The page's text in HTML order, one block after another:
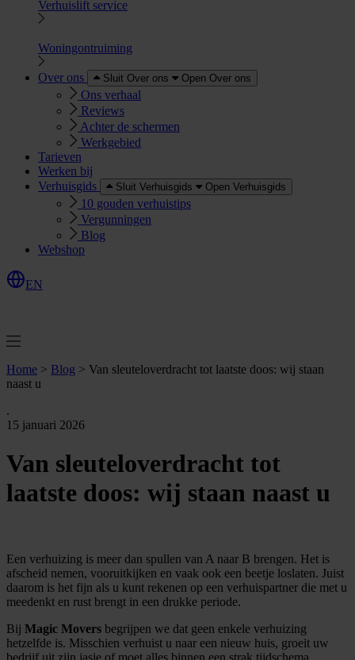
Verhuislift service
Woningontruiming
Over ons Sluit Over ons Open Over ons
Ons verhaal
Reviews
Achter de schermen
Werkgebied
Tarieven
Werken bij
Verhuisgids
Sluit Verhuisgids Open Verhuisgids
10 gouden verhuistips
Vergunningen
Blog
Webshop
EN
Home > Blog > Van sleuteloverdracht tot laatste doos: wij staan
naast u
.
15 januari 2026
Van sleuteloverdracht tot
laatste doos: wij staan naast u
Een verhuizing is meer dan spullen van A naar B brengen. Het is
afscheid nemen, vooruitkijken en vaak ook een beetje loslaten. Juist
daarom is het fijn als u kunt rekenen op een verhuispartner die met u
meedenkt en rust brengt in een drukke periode.
Bij Magic Movers begrijpen we dat geen enkele verhuizing
hetzelfde is. Misschien verhuist u naar een nieuw huis, groeit uw
bedrijf uit zijn jasje of moet alles binnen een strak tijdschema